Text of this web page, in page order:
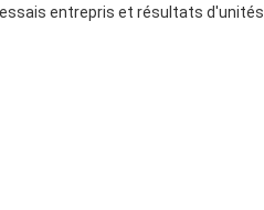
entrepris et résultats d'unités